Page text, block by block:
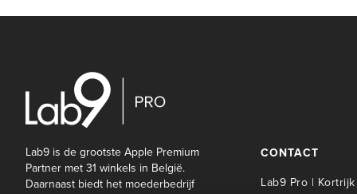
Lab9 is de grootste Apple Premium
Partner met 31 winkels in België.
Daarnaast biedt het moederbedrijf
CONTACT
Lab9 Pro | Kortrijk